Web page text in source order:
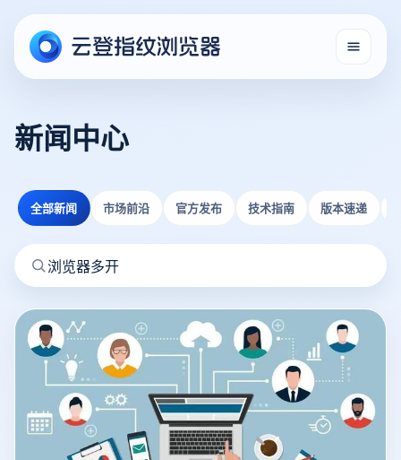
新闻中心
全部新闻 市场前沿 官方发布 技术指南 版本速递